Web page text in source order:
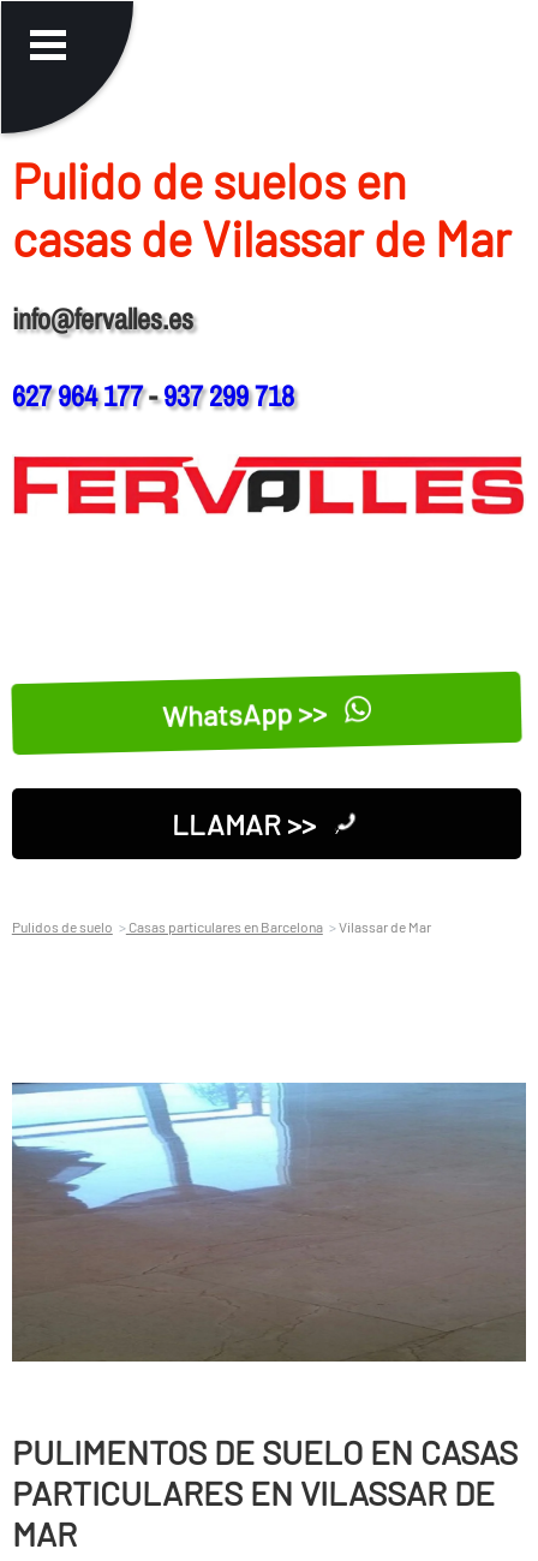
Pulido de suelos en
casas de Vilassar de Mar
info@fervalles.es
627 964 177-937 299 718
WhatsApp >>
LLAMAR >>
Pulidos de suelo Casas particulares en Barcelona Vilassar de Mar
PULIMENTOS DE SUELO EN CASAS
PARTICULARES EN VILASSAR DE
MAR